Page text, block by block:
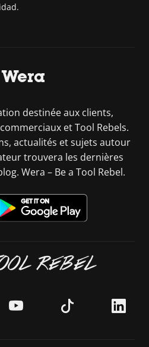
destinée aux clients,
et Tool Rebels.
actualités et sujets autour
trouvera les dernières
Wera – Be a Tool Rebel.
REBEL